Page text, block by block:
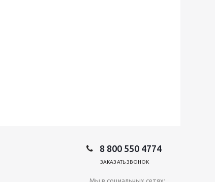
8 800 550 4774
ЗАКАЗАТЬ ЗВОНОК
Мы в социальных сетях: